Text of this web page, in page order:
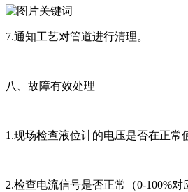
7.通知工艺对管道进行清理。
八、故障有效处理
1.现场检查液位计的电压是否在正常
2.检查电流信号是否正常（0-100%对